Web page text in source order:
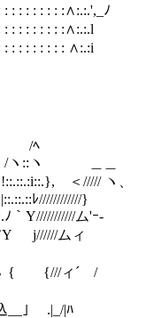
: : : :∧:.:.',_ﾉ
: : : : :∧:.:.l
: : : : : ∧:.:i
＿
///// ヽ、
}
ム'ｰ-
ィ
´ /
|ﾊ